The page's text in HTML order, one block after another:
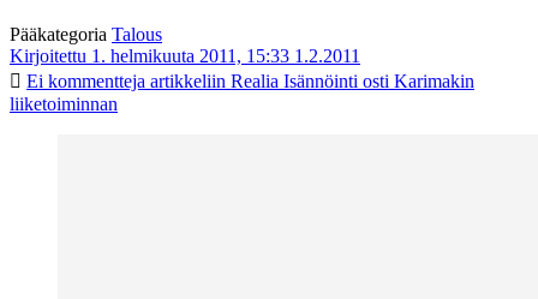
Pääkategoria Talous
Kirjoitettu 1. helmikuuta 2011, 15:33 1.2.2011
Ei kommentteja artikkeliin Realia Isännöinti osti Karimakin
liiketoiminnan